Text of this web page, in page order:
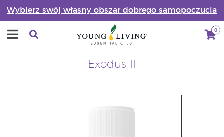
Wybierz swój własny obszar dobrego samopoczucia
0
Exodus II